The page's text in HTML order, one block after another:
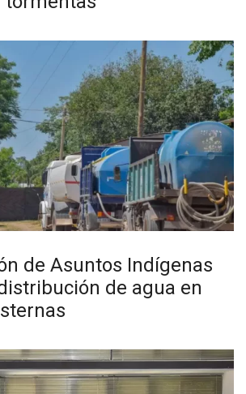
de Asuntos Indígenas
de agua en